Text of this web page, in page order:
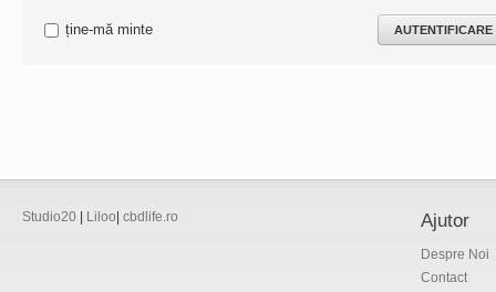
ține-mă minte
Studio20 Liloo cbdlife.ro Ajutor
Despre Noi
Contact